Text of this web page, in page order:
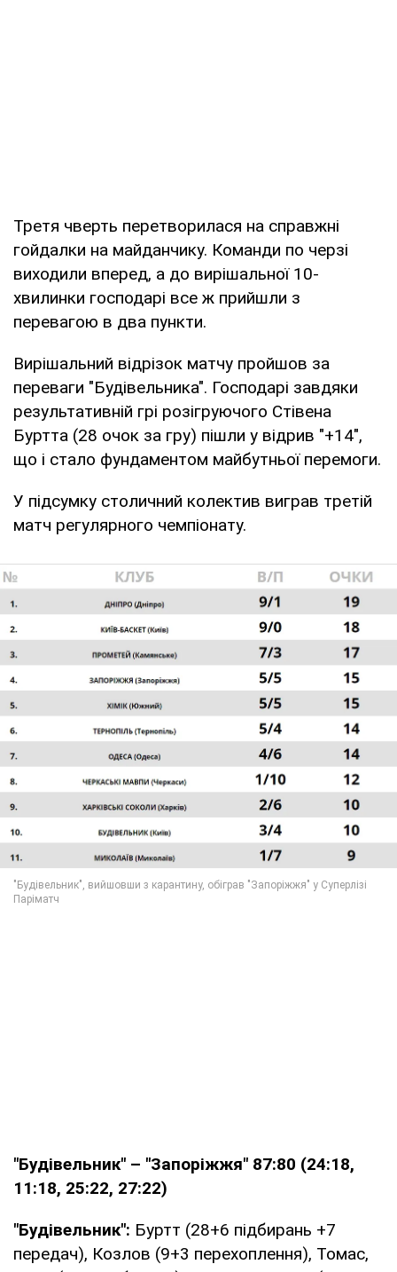
Третя чверть перетворилася на справжні
гойдалки на майданчику. Команди по черзі
виходили вперед, а до вирішальної 10-
хвилинки господарі все ж прийшли з
перевагою в два пункти.
Вирішальний відрізок матчу пройшов за
переваги "Будівельника". Господарі завдяки
результативній грі розігруючого Стівена
Буртта (28 очок за гру) пішли у відрив "+14",
що і стало фундаментом майбутньої перемоги.
У підсумку столичний колектив виграв третій
матч регулярного чемпіонату.
"Будівельник" – "Запоріжжя" 87:80 (24:18,
11:18, 25:22, 27:22)
"Будівельник": Буртт (28+6 підбирань +7
передач), Козлов (9+3 перехоплення), Томас,